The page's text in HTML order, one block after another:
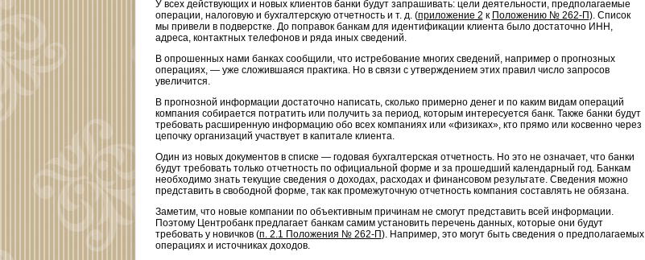
У всех действующих и новых клиентов банки будут запрашивать: цели деятельности, предполагаемые
операции, налоговую и бухгалтерскую отчетность и т. д. (приложение 2 к Положению № 262-П). Список
мы привели в подверстке. До поправок банкам для идентификации клиента было достаточно ИНН,
адреса, контактных телефонов и ряда иных сведений.
В опрошенных нами банках сообщили, что истребование многих сведений, например о прогнозных
операциях, — уже сложившаяся практика. Но в связи с утверждением этих правил число запросов
увеличится.
В прогнозной информации достаточно написать, сколько примерно денег и по каким видам операций
компания собирается потратить или получить за период, которым интересуется банк. Также банки будут
требовать расширенную информацию обо всех компаниях или «физиках», кто прямо или косвенно через
цепочку организаций участвует в капитале клиента.
Один из новых документов в списке — годовая бухгалтерская отчетность. Но это не означает, что банки
будут требовать только отчетность по официальной форме и за прошедший календарный год. Банкам
необходимо знать текущие сведения о доходах, расходах и финансовом результате. Сведения можно
представить в свободной форме, так как промежуточную отчетность компания составлять не обязана.
Заметим, что новые компании по объективным причинам не смогут представить всей информации.
Поэтому Центробанк предлагает банкам самим установить перечень данных, которые они будут
требовать у новичков (п. 2.1 Положения № 262-П). Например, это могут быть сведения о предполагаемых
операциях и источниках доходов.